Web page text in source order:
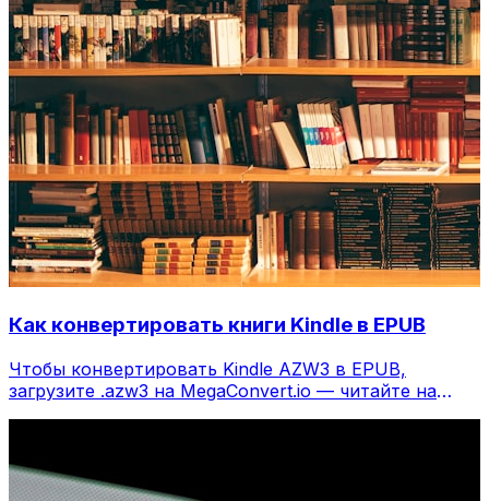
Как конвертировать книги Kindle в EPUB
Чтобы конвертировать Kindle AZW3 в EPUB,
загрузите .azw3 на MegaConvert.io — читайте на